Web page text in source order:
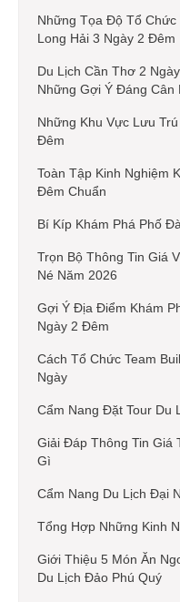
Những Tọa Độ Tổ Chức
Long Hải 3 Ngày 2 Đêm
Du Lịch Cần Thơ 2
Những Gợi Ý Đáng Cân
Những Khu Vực Lưu
Đêm
Toàn Tập Kinh Nghiệm
Đêm Chuẩn
Bí Kíp Khám Phá Phố
Trọn Bộ Thông Tin Giá
Né Năm 2026
Gợi Ý Địa Điểm Khám
Ngày 2 Đêm
Cách Tổ Chức Team
Ngày
Cẩm Nang Đặt Tour Du
Giải Đáp Thông Tin Giá
Gì
Cẩm Nang Du Lịch Đại
Tổng Hợp Những Kinh
Giới Thiệu 5 Món Ăn
Du Lịch Đảo Phú Quý